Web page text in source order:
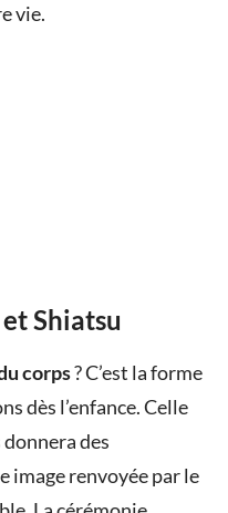
vie.
Shiatsu
corps? C’est la forme
dès l’enfance. Celle
des
image renvoyée par le